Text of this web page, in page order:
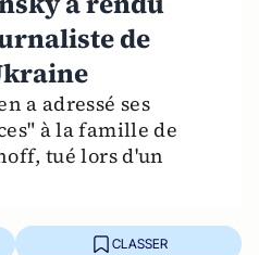
de
a adressé ses
à la famille de
tué lors d'un
CLASSER